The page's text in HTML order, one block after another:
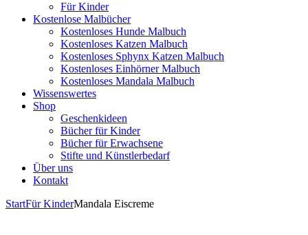
Für Kinder
Kostenlose Malbücher
Kostenloses Hunde Malbuch
Kostenloses Katzen Malbuch
Kostenloses Sphynx Katzen Malbuch
Kostenloses Einhörner Malbuch
Kostenloses Mandala Malbuch
Wissenswertes
Shop
Geschenkideen
Bücher für Kinder
Bücher für Erwachsene
Stifte und Künstlerbedarf
Über uns
Kontakt
StartFür KinderMandala Eiscreme